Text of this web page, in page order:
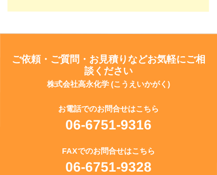
ご依頼・ご質問・お見積りなどお気軽にご相
談ください
株式会社高永化学 (こうえいかがく)
お電話でのお問合せはこちら
06-6751-9316
FAXでのお問合せはこちら
06-6751-9328